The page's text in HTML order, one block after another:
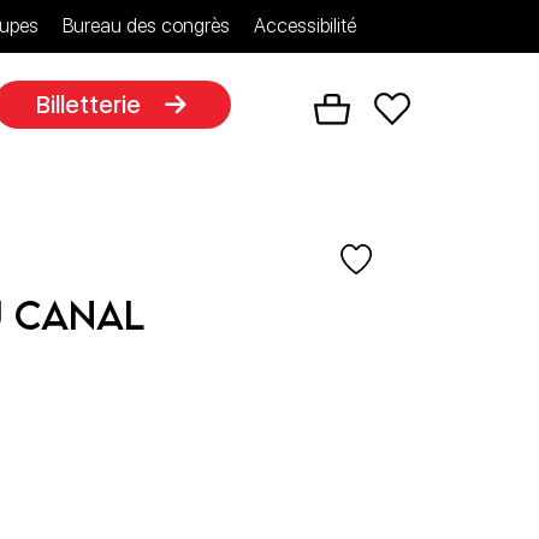
Bureau des congrès Accessibilité
Billetterie
Canal